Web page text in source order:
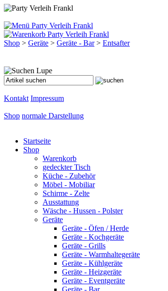
Shop > Geräte > Geräte - Bar> Entsafter
Kontakt Impressum
Shop normale Darstellung
Startseite
Shop
Warenkorb
gedeckter Tisch
Küche - Zubehör
Möbel - Mobiliar
Schirme - Zelte
Ausstattung
Wäsche - Hussen - Polster
Geräte
Geräte - Öfen / Herde
Geräte - Kochgeräte
Geräte - Grills
Geräte - Warmhaltegeräte
Geräte - Kühlgeräte
Geräte - Heizgeräte
Geräte - Eventgeräte